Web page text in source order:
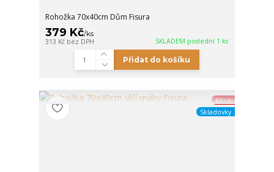
Rohožka 70x40cm Dům Fisura
379 Kč/ks
313 Kč bez DPH SKLADEM poslední 1 ks
Přidat do košíku
Akce
Skladovky